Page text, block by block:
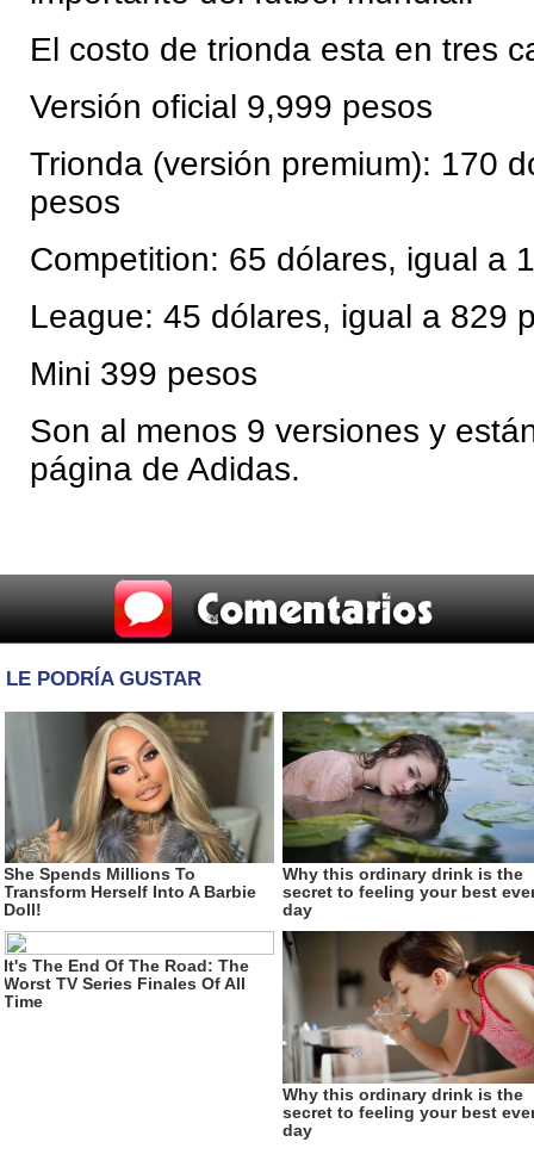
El costo de trionda esta en tres
Versión oficial 9,999 pesos
Trionda (versión premium): 170
pesos
Competition: 65 dólares, igual a
League: 45 dólares, igual a 829
Mini 399 pesos
Son al menos 9 versiones y
página de Adidas.